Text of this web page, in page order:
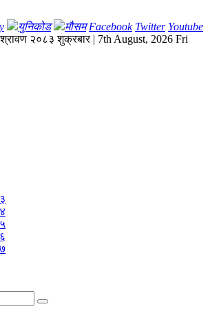
युनिकोड मौसम Facebook Twitter Youtube
२०८३ शुक्रबार | 7th August, 2026 Fri